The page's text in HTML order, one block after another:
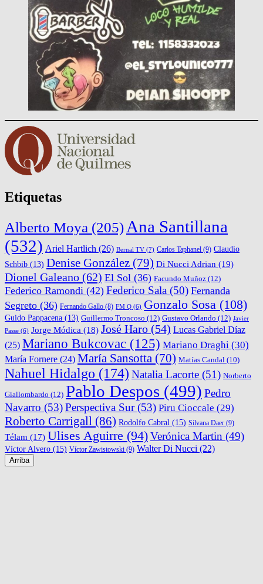
Etiquetas
Alberto Moya (205) Ana Santillana
(532) Ariel Hartlich (26) Bernal TV (7) Carlos Taphanel (9) Claudio
Schbib (13) Denise González (79) Di Nucci Adrian (19)
Dionel Galeano (62) El Sol (36) Facundo Muñoz (12)
Federico Ramondi (42) Federico Sala (50) Fernanda
Segreto (36) Fernando Gallo (8) FM Q (6) Gonzalo Sosa (108)
Guido Pappacena (13) Guillermo Troncoso (12) Gustavo Orlando (12) Javier
Passe (6) Jorge Módica (18) José Haro (54) Lucas Gabriel Díaz
(25) Mariano Bukcovac (125) Mariano Draghi (30)
María Fornere (24) María Sansotta (70) Matías Candal (10)
Nahuel Hidalgo (174) Natalia Lacorte (51) Norberto
Giallombardo (12) Pablo Despos (499) Pedro
Navarro (53)Perspectiva Sur(53) Piru Cioccale (29)
Roberto Carrigall (86) Rodolfo Cabral (15) Silvana Daer (9)
Télam (17) Ulises Aguirre (94)Verónica Martin (49)
Víctor Alvero (15) Víctor Zawistowski (9) Walter Di Nucci (22)
Arriba